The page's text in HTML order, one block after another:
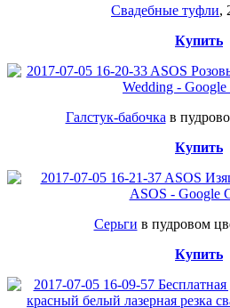
Свадебные туфли,
Купить
Галстук-бабочка в
Купить
Серьги в пудровом
Купить